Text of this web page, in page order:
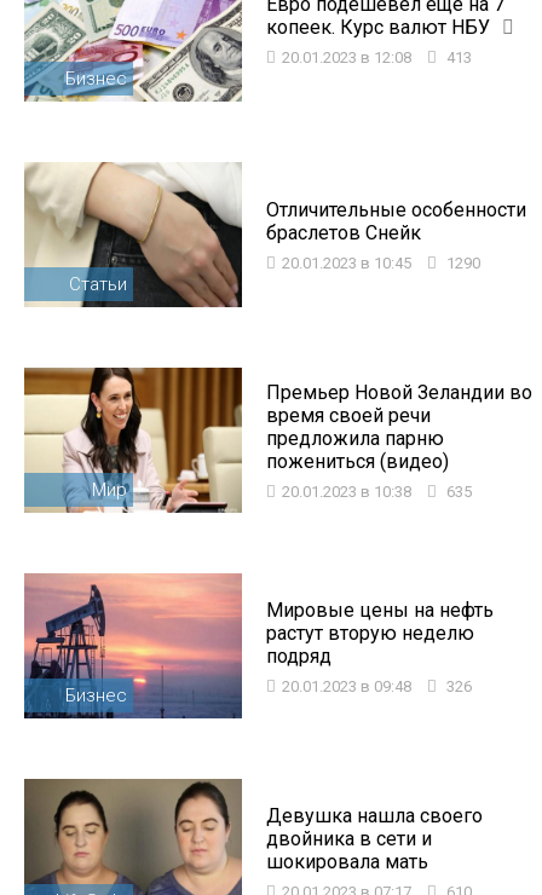
Бизнес
копеек. Курс валют НБУ
20.01.2023 в 12:08 413
Статьи
Отличительные особенности
браслетов Снейк
20.01.2023 в 10:45 1290
Мир
Премьер Новой Зеландии во
время своей речи
предложила парню
пожениться (видео)
20.01.2023 в 10:38 635
Бизнес
Мировые цены на нефть
растут вторую неделю
подряд
20.01.2023 в 09:48 326
Девушка нашла своего
двойника в сети и
шокировала мать